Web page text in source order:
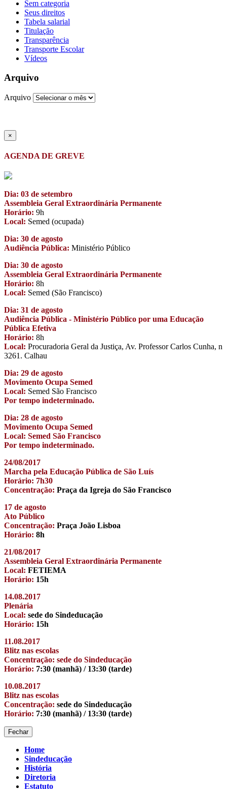
Sem categoria
Seus direitos
Tabela salarial
Titulação
Transparência
Transporte Escolar
Vídeos
Arquivo
Arquivo
×
AGENDA DE GREVE
Dia: 03 de setembro
Assembleia Geral Extraordinária Permanente
Horário: 9h
Local: Semed (ocupada)
Dia: 30 de agosto
Audiência Pública: Ministério Público
Dia: 30 de agosto
Assembleia Geral Extraordinária Permanente
Horário: 8h
Local: Semed (São Francisco)
Dia: 31 de agosto
Audiência Pública - Ministério Público por uma Educação
Pública Efetiva
Horário: 8h
Local: Procuradoria Geral da Justiça, Av. Professor Carlos Cunha, n
3261. Calhau
Dia: 29 de agosto
Movimento Ocupa Semed
Local: Semed São Francisco
Por tempo indeterminado.
Dia: 28 de agosto
Movimento Ocupa Semed
Local: Semed São Francisco
Por tempo indeterminado.
24/08/2017
Marcha pela Educação Pública de São Luís
Horário: 7h30
Concentração: Praça da Igreja do São Francisco
17 de agosto
Ato Público
Concentração: Praça João Lisboa
Horário: 8h
21/08/2017
Assembleia Geral Extraordinária Permanente
Local: FETIEMA
Horário: 15h
14.08.2017
Plenária
Local: sede do Sindeducação
Horário: 15h
11.08.2017
Blitz nas escolas
Concentração: sede do Sindeducação
Horário: 7:30 (manhã) / 13:30 (tarde)
10.08.2017
Blitz nas escolas
Concentração: sede do Sindeducação
Horário: 7:30 (manhã) / 13:30 (tarde)
Fechar
Home
Sindeducação
História
Diretoria
Estatuto